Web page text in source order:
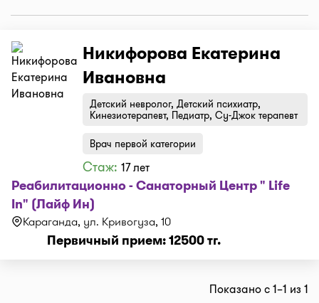
Никифорова Екатерина
Ивановна
Детский невролог, Детский психиатр,
Кинезиотерапевт, Педиатр, Су-Джок терапевт
Врач первой категории
Стаж: 17 лет
Реабилитационно - Санаторный Центр " Life
In" (Лайф Ин)
Караганда, ул. Кривогуза, 10
Первичный прием: 12500 тг.
Показано с 1–1 из 1